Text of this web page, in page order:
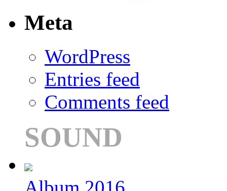
Meta
WordPress
Entries feed
Comments feed
SOUND